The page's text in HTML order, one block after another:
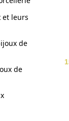
et leurs
de
de